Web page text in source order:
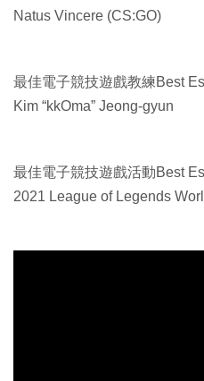
Natus Vincere (CS:GO)
最佳電子競技遊戲教練Best
Kim “kkOma” Jeong-gyun
最佳電子競技遊戲活動Best
2021 League of Legends